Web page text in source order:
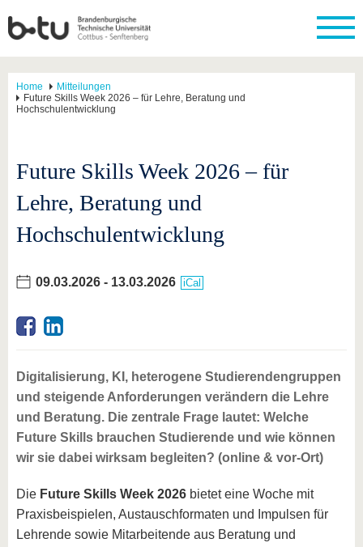
Home
Mitteilungen
Future Skills Week 2026 – für Lehre, Beratung und
Hochschulentwicklung
Future Skills Week 2026 – für
Lehre, Beratung und
Hochschulentwicklung
09.03.2026 - 13.03.2026 iCal
Digitalisierung, KI, heterogene Studierendengruppen
und steigende Anforderungen verändern die Lehre
und Beratung. Die zentrale Frage lautet: Welche
Future Skills brauchen Studierende und wie können
wir sie dabei wirksam begleiten? (online & vor-Ort)
Die Future Skills Week 2026 bietet eine Woche mit
Praxisbeispielen, Austauschformaten und Impulsen für
Lehrende sowie Mitarbeitende aus Beratung und